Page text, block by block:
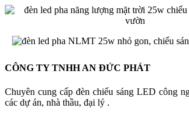
CÔNG TY TNHH AN ĐỨC PHÁT
Chuyên cung cấp đèn chiếu sáng LED công
các dự án, nhà thầu, đại lý .